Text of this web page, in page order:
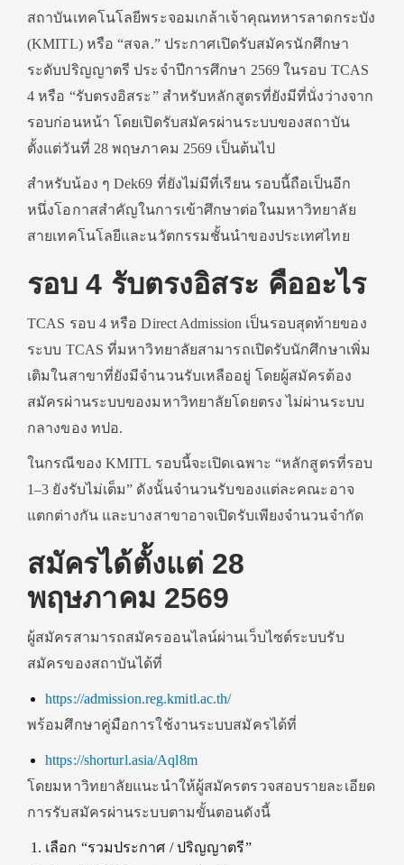
สถาบันเทคโนโลยีพระจอมเกล้าเจ้าคุณทหารลาดกระบัง
(KMITL) หรือ “สจล.” ประกาศเปิดรับสมัครนักศึกษา
ระดับปริญญาตรี ประจำปีการศึกษา 2569 ในรอบ TCAS
4 หรือ “รับตรงอิสระ” สำหรับหลักสูตรที่ยังมีที่นั่งว่างจาก
รอบก่อนหน้า โดยเปิดรับสมัครผ่านระบบของสถาบัน
ตั้งแต่วันที่ 28 พฤษภาคม 2569 เป็นต้นไป
สำหรับน้อง ๆ Dek69 ที่ยังไม่มีที่เรียน รอบนี้ถือเป็นอีก
หนึ่งโอกาสสำคัญในการเข้าศึกษาต่อในมหาวิทยาลัย
สายเทคโนโลยีและนวัตกรรมชั้นนำของประเทศไทย
รอบ 4 รับตรงอิสระ คืออะไร
TCAS รอบ 4 หรือ Direct Admission เป็นรอบสุดท้ายของ
ระบบ TCAS ที่มหาวิทยาลัยสามารถเปิดรับนักศึกษาเพิ่ม
เติมในสาขาที่ยังมีจำนวนรับเหลืออยู่ โดยผู้สมัครต้อง
สมัครผ่านระบบของมหาวิทยาลัยโดยตรง ไม่ผ่านระบบ
กลางของ ทปอ.
ในกรณีของ KMITL รอบนี้จะเปิดเฉพาะ “หลักสูตรที่รอบ
1–3 ยังรับไม่เต็ม” ดังนั้นจำนวนรับของแต่ละคณะอาจ
แตกต่างกัน และบางสาขาอาจเปิดรับเพียงจำนวนจำกัด
สมัครได้ตั้งแต่ 28
พฤษภาคม 2569
ผู้สมัครสามารถสมัครออนไลน์ผ่านเว็บไซต์ระบบรับ
สมัครของสถาบันได้ที่
https://admission.reg.kmitl.ac.th/
พร้อมศึกษาคู่มือการใช้งานระบบสมัครได้ที่
https://shorturl.asia/Aql8m
โดยมหาวิทยาลัยแนะนำให้ผู้สมัครตรวจสอบรายละเอียด
การรับสมัครผ่านระบบตามขั้นตอนดังนี้
เลือก “รวมประกาศ / ปริญญาตรี”